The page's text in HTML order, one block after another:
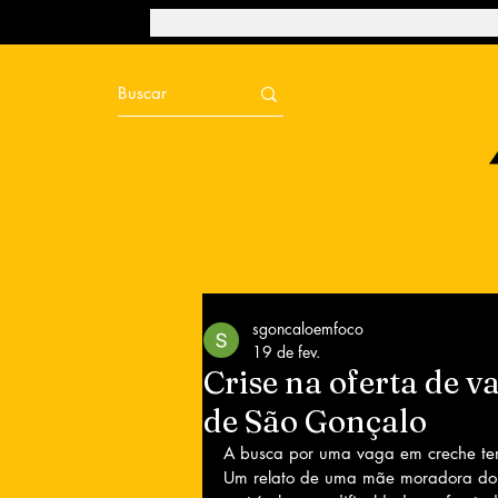
Crise na oferta de
de São Gonçalo
sgoncaloemfoco
19 de fev.
A busca por uma vaga em creche
Um relato de uma mãe moradora